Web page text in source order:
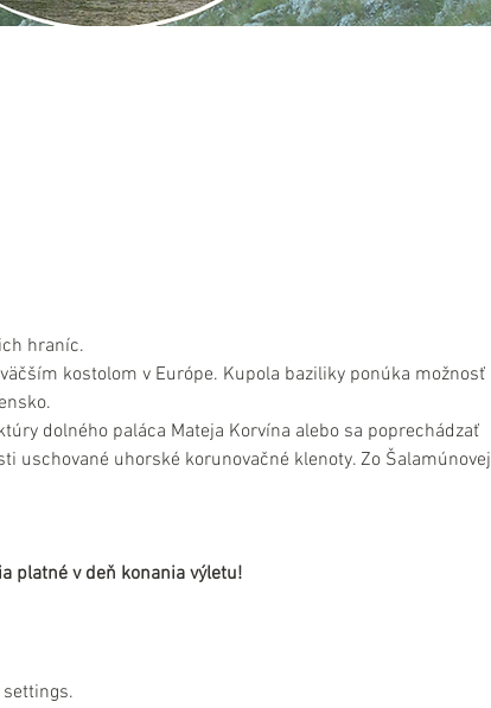
hraníc.
kostolom v Európe. Kupola baziliky ponúka možnosť
dolného paláca Mateja Korvína alebo sa poprechádzať
uschované uhorské korunovačné klenoty. Zo Šalamúnovej
platné v deň konania výletu!